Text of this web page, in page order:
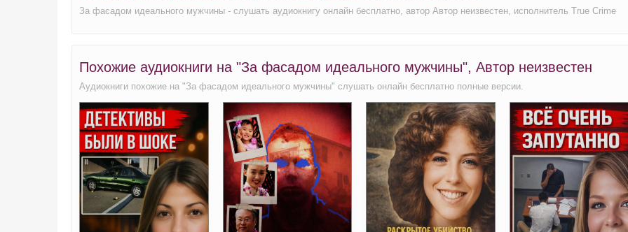
За фасадом идеального мужчины - слушать аудиокнигу онлайн бесплатно, автор Автор неизвестен, исполнитель True Crime
Похожие аудиокниги на "За фасадом идеального мужчины", Автор неизвестен
Аудиокниги похожие на "За фасадом идеального мужчины" слушать онлайн бесплатно полные версии.